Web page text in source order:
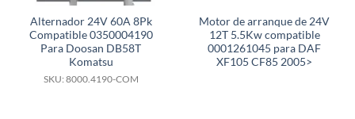
Alternador 24V 60A 8Pk
Compatible 0350004190
Para Doosan DB58T
Komatsu
SKU: 8000.4190-COM
Motor de arranque de 24V
12T 5.5Kw compatible
0001261045 para DAF
XF105 CF85 2005>